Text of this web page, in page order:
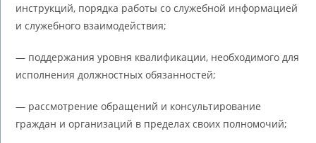
инструкций, порядка работы со служебной информацией
и служебного взаимодействия;
— поддержания уровня квалификации, необходимого для
исполнения должностных обязанностей;
— рассмотрение обращений и консультирование
граждан и организаций в пределах своих полномочий;